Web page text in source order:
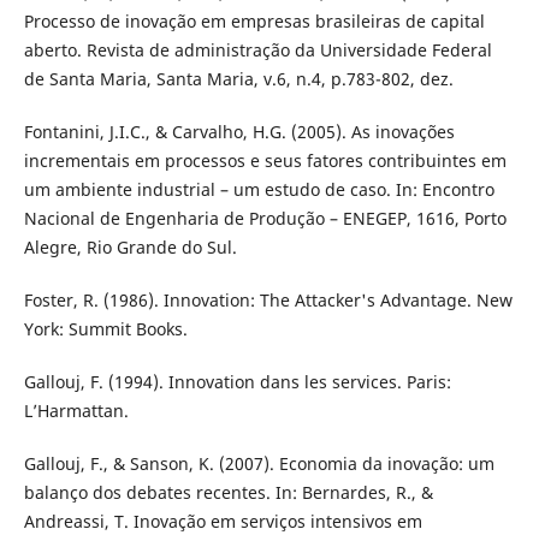
Processo de inovação em empresas brasileiras de capital
aberto. Revista de administração da Universidade Federal
de Santa Maria, Santa Maria, v.6, n.4, p.783-802, dez.
Fontanini, J.I.C., & Carvalho, H.G. (2005). As inovações
incrementais em processos e seus fatores contribuintes em
um ambiente industrial – um estudo de caso. In: Encontro
Nacional de Engenharia de Produção – ENEGEP, 1616, Porto
Alegre, Rio Grande do Sul.
Foster, R. (1986). Innovation: The Attacker's Advantage. New
York: Summit Books.
Gallouj, F. (1994). Innovation dans les services. Paris:
L’Harmattan.
Gallouj, F., & Sanson, K. (2007). Economia da inovação: um
balanço dos debates recentes. In: Bernardes, R., &
Andreassi, T. Inovação em serviços intensivos em